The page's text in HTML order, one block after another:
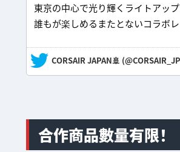
東京の中心で光り輝くライトアッ
誰もが楽しめるまたとないコラボ
— CORSAIR JAPAN🚢
合作商品數量有限！